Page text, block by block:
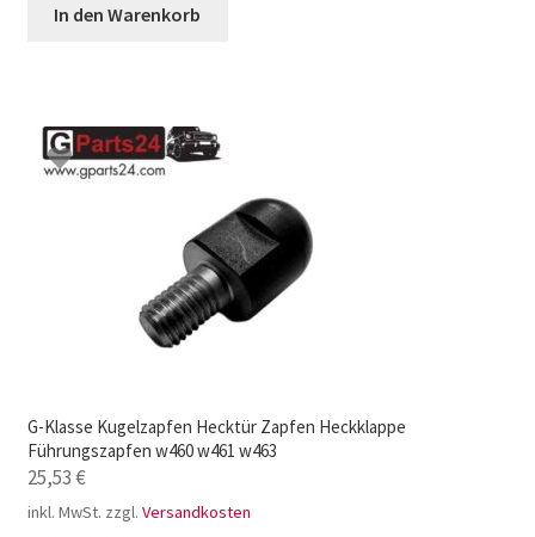
In den Warenkorb
G-Klasse Kugelzapfen Hecktür Zapfen Heckklappe
Führungszapfen w460 w461 w463
25,53€
inkl. MwSt. zzgl. Versandkosten